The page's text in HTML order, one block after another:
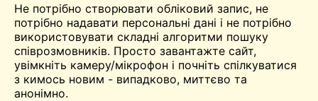
Не потрібно створювати обліковий запис, не
потрібно надавати персональні дані і не потрібно
використовувати складні алгоритми пошуку
співрозмовників. Просто завантажте сайт,
увімкніть камеру/мікрофон і почніть спілкуватися
з кимось новим - випадково, миттєво та
анонімно.